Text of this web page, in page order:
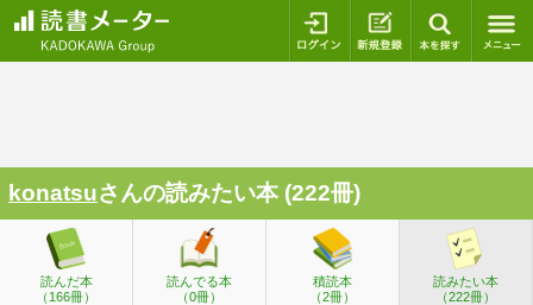
ログイン 新規登録
konatsuさんの読みたい本 (222冊)
読んだ本
（166冊）
読んでる本
（0冊）
積読本
（2冊）
読みたい本
（222冊）